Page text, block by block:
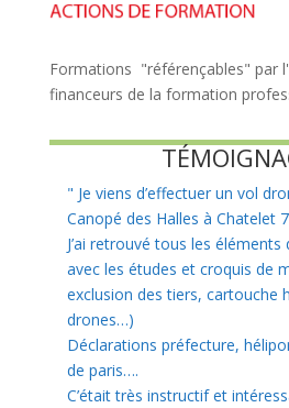
Formations "référençables" par
financeurs de la formation
" Je viens d’effectuer un vol
Canopé des Halles à Chatelet
J’ai retrouvé tous les
avec les études et croquis de
exclusion des tiers, cartouche
drones…)
Déclarations préfecture,
de paris….
C’était très instructif et